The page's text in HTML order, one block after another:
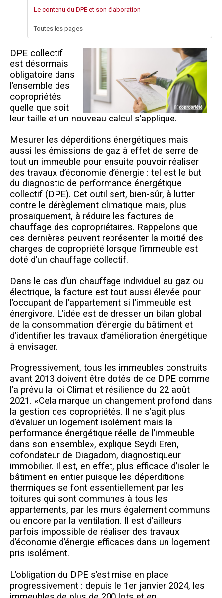
Le contenu du DPE et son élaboration
Toutes les pages
DPE collectif
est désormais
obligatoire dans
l’ensemble des
copropriétés
quelle que soit
leur taille et un nouveau calcul s’applique.
Mesurer les déperditions énergétiques mais
aussi les émissions de gaz à effet de serre de
tout un immeuble pour ensuite pouvoir réaliser
des travaux d’économie d’énergie : tel est le but
du diagnostic de performance énergétique
collectif (DPE). Cet outil sert, bien-sûr, à lutter
contre le dérèglement climatique mais, plus
prosaïquement, à réduire les factures de
chauffage des copropriétaires. Rappelons que
ces dernières peuvent représenter la moitié des
charges de copropriété lorsque l’immeuble est
doté d’un chauffage collectif.
Dans le cas d’un chauffage individuel au gaz ou
électrique, la facture est tout aussi élevée pour
l’occupant de l’appartement si l’immeuble est
énergivore. L’idée est de dresser un bilan global
de la consommation d’énergie du bâtiment et
d’identifier les travaux d’amélioration énergétique
à envisager.
Progressivement, tous les immeubles construits
avant 2013 doivent être dotés de ce DPE comme
l’a prévu la loi Climat et résilience du 22 août
2021. «Cela marque un changement profond dans
la gestion des copropriétés. Il ne s’agit plus
d’évaluer un logement isolément mais la
performance énergétique réelle de l’immeuble
dans son ensemble», explique Seydi Eren,
cofondateur de Diagadom, diagnostiqueur
immobilier. Il est, en effet, plus efficace d’isoler le
bâtiment en entier puisque les déperditions
thermiques se font essentiellement par les
toitures qui sont communes à tous les
appartements, par les murs également communs
ou encore par la ventilation. Il est d’ailleurs
parfois impossible de réaliser des travaux
d’économie d’énergie efficaces dans un logement
pris isolément.
L’obligation du DPE s’est mise en place
progressivement : depuis le 1er janvier 2024, les